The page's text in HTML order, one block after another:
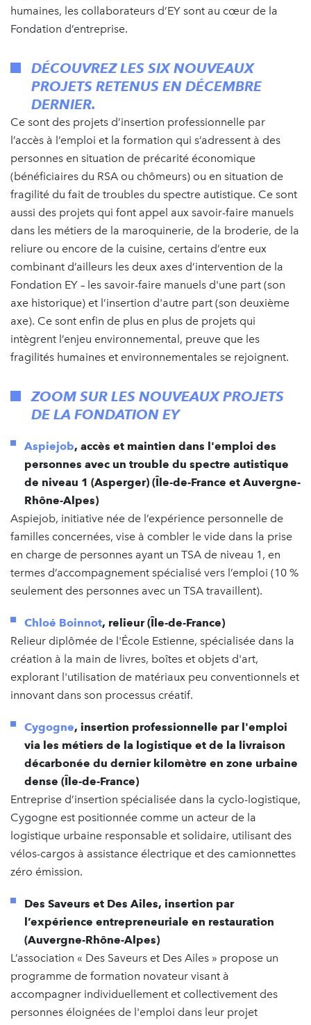
humaines, les collaborateurs d’EY sont au cœur de la
Fondation d’entreprise.
DÉCOUVREZ LES SIX NOUVEAUX
PROJETS RETENUS EN DÉCEMBRE
DERNIER.
Ce sont des projets d’insertion professionnelle par
l’accès à l’emploi et la formation qui s’adressent à des
personnes en situation de précarité économique
(bénéficiaires du RSA ou chômeurs) ou en situation de
fragilité du fait de troubles du spectre autistique. Ce sont
aussi des projets qui font appel aux savoir-faire manuels
dans les métiers de la maroquinerie, de la broderie, de la
reliure ou encore de la cuisine, certains d’entre eux
combinant d’ailleurs les deux axes d’intervention de la
Fondation EY – les savoir-faire manuels d'une part (son
axe historique) et l’insertion d'autre part (son deuxième
axe). Ce sont enfin de plus en plus de projets qui
intègrent l’enjeu environnemental, preuve que les
fragilités humaines et environnementales se rejoignent.
ZOOM SUR LES NOUVEAUX PROJETS
DE LA FONDATION EY
Aspiejob, accès et maintien dans l'emploi des
personnes avec un trouble du spectre autistique
de niveau 1 (Asperger) (Île-de-France et Auvergne-
Rhône-Alpes)
Aspiejob, initiative née de l’expérience personnelle de
familles concernées, vise à combler le vide dans la prise
en charge de personnes ayant un TSA de niveau 1, en
termes d’accompagnement spécialisé vers l’emploi (10 %
seulement des personnes avec un TSA travaillent).
Chloé Boinnot, relieur (Île-de-France)
Relieur diplômée de l'École Estienne, spécialisée dans la
création à la main de livres, boîtes et objets d'art,
explorant l'utilisation de matériaux peu conventionnels et
innovant dans son processus créatif.
Cygogne, insertion professionnelle par l'emploi
via les métiers de la logistique et de la livraison
décarbonée du dernier kilomètre en zone urbaine
dense (Île-de-France)
Entreprise d’insertion spécialisée dans la cyclo-logistique,
Cygogne est positionnée comme un acteur de la
logistique urbaine responsable et solidaire, utilisant des
vélos-cargos à assistance électrique et des camionnettes
zéro émission.
Des Saveurs et Des Ailes, insertion par
l’expérience entrepreneuriale en restauration
(Auvergne-Rhône-Alpes)
L’association « Des Saveurs et Des Ailes » propose un
programme de formation novateur visant à
accompagner individuellement et collectivement des
personnes éloignées de l'emploi dans leur projet